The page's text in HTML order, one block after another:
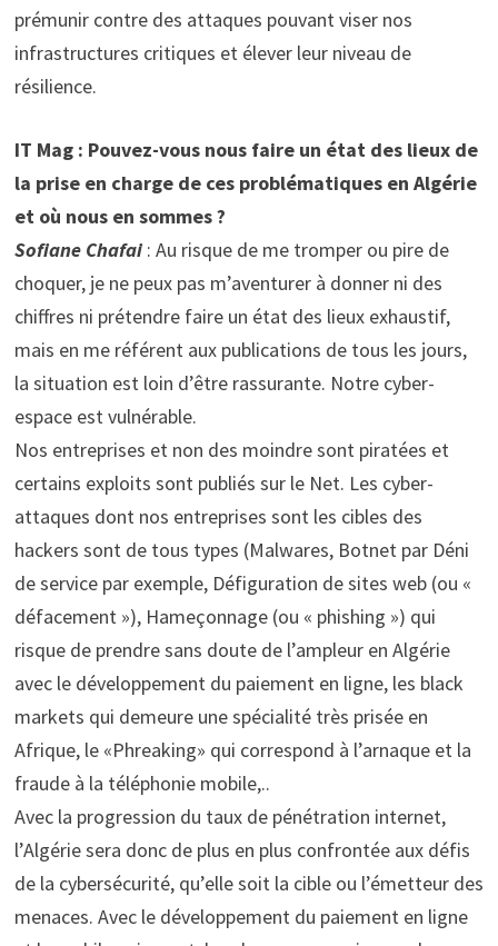
prémunir contre des attaques pouvant viser nos
infrastructures critiques et élever leur niveau de
résilience.
IT Mag : Pouvez-vous nous faire un état des lieux de
la prise en charge de ces problématiques en Algérie
et où nous en sommes ?
Sofiane Chafai: Au risque de me tromper ou pire de
choquer, je ne peux pas m’aventurer à donner ni des
chiffres ni prétendre faire un état des lieux exhaustif,
mais en me référent aux publications de tous les jours,
la situation est loin d’être rassurante. Notre cyber-
espace est vulnérable.
Nos entreprises et non des moindre sont piratées et
certains exploits sont publiés sur le Net. Les cyber-
attaques dont nos entreprises sont les cibles des
hackers sont de tous types (Malwares, Botnet par Déni
de service par exemple, Défiguration de sites web (ou «
défacement »), Hameçonnage (ou « phishing ») qui
risque de prendre sans doute de l’ampleur en Algérie
avec le développement du paiement en ligne, les black
markets qui demeure une spécialité très prisée en
Afrique, le «Phreaking» qui correspond à l’arnaque et la
fraude à la téléphonie mobile,..
Avec la progression du taux de pénétration internet,
l’Algérie sera donc de plus en plus confrontée aux défis
de la cybersécurité, qu’elle soit la cible ou l’émetteur des
menaces. Avec le développement du paiement en ligne